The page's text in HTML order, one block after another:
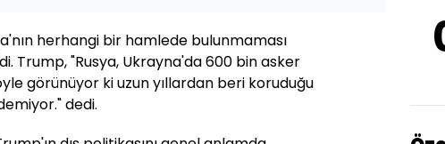
herhangi bir hamlede bulunmaması
Trump, "Rusya, Ukrayna'da 600 bin asker
görünüyor ki uzun yıllardan beri koruduğu
dedi.